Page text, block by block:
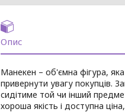
Опис
Манекен – об'ємна фігура, яка
привернути увагу покупців.
сидітиме той чи інший
хороша якість і доступна